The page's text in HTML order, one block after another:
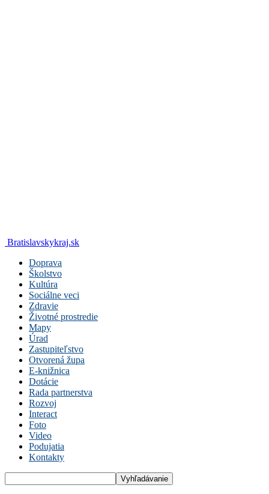
Bratislavskykraj.sk
Doprava
Školstvo
Kultúra
Sociálne veci
Zdravie
Životné prostredie
Mapy
Úrad
Zastupiteľstvo
Otvorená župa
E-knižnica
Dotácie
Rada partnerstva
Rozvoj
Interact
Foto
Video
Podujatia
Kontakty